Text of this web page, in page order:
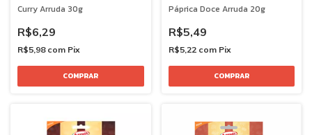
Curry Arruda 30g
R$6,29
R$5,98 com Pix
Páprica Doce Arruda 20g
R$5,49
R$5,22 com Pix